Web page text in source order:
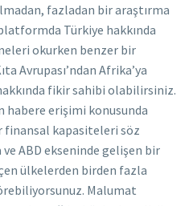
fazladan bir araştırma
Türkiye hakkında
okurken benzer bir
Avrupası’ndan Afrika’ya
fikir sahibi olabilirsiniz.
habere erişimi konusunda
finansal kapasiteleri söz
ABD ekseninde gelişen bir
ülkelerden birden fazla
Malumat